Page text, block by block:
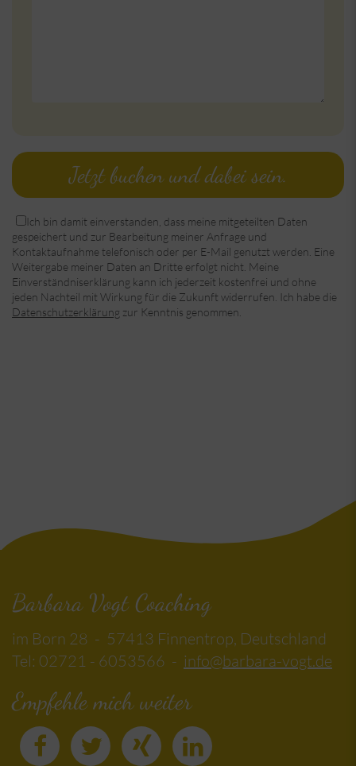
Jetzt buchen und dabei sein.
*Datenschutz:
Ich bin damit einverstanden, dass meine mitgeteilten Daten
gespeichert und zur Bearbeitung meiner Anfrage und
Kontaktaufnahme telefonisch oder per E-Mail genutzt werden. Eine
Weitergabe meiner Daten an Dritte erfolgt nicht. Meine
Einverständniserklärung kann ich jederzeit kostenfrei und ohne
jeden Nachteil mit Wirkung für die Zukunft widerrufen. Ich habe die
Datenschutzerklärung zur Kenntnis genommen.
Barbara Vogt Coaching
im Born 28 - 57413 Finnentrop, Deutschland
Tel: 02721 - 6053566 - info@barbara-vogt.de
Empfehle mich weiter